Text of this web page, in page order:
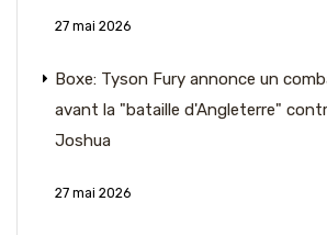
27 mai 2026
Boxe: Tyson Fury annonce un
avant la "bataille d'Angleterre"
Joshua
27 mai 2026